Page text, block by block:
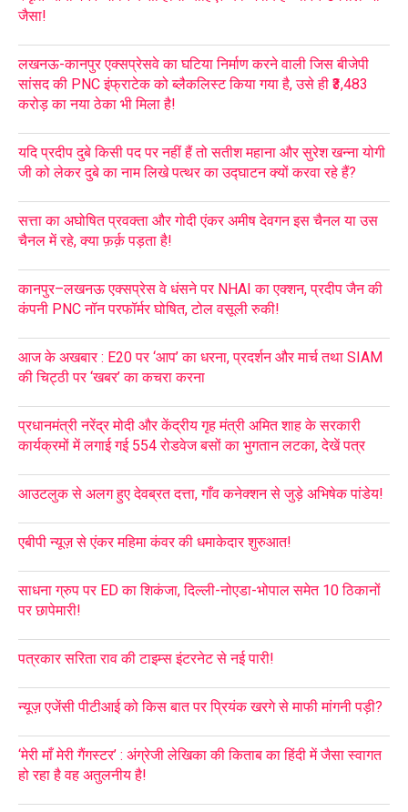
जैसा!
लखनऊ-कानपुर एक्सप्रेसवे का घटिया निर्माण करने वाली जिस बीजेपी
सांसद की PNC इंफ्राटेक को ब्लैकलिस्ट किया गया है, उसे ही ₹3,483
करोड़ का नया ठेका भी मिला है!
यदि प्रदीप दुबे किसी पद पर नहीं हैं तो सतीश महाना और सुरेश खन्ना योगी
जी को लेकर दुबे का नाम लिखे पत्थर का उद्घाटन क्यों करवा रहे हैं?
सत्ता का अघोषित प्रवक्ता और गोदी एंकर अमीष देवगन इस चैनल या उस
चैनल में रहे, क्या फ़र्क़ पड़ता है!
कानपुर–लखनऊ एक्सप्रेस वे धंसने पर NHAI का एक्शन, प्रदीप जैन की
कंपनी PNC नॉन परफॉर्मर घोषित, टोल वसूली रुकी!
आज के अखबार : E20 पर ‘आप’ का धरना, प्रदर्शन और मार्च तथा SIAM
की चिट्ठी पर ‘खबर’ का कचरा करना
प्रधानमंत्री नरेंद्र मोदी और केंद्रीय गृह मंत्री अमित शाह के सरकारी
कार्यक्रमों में लगाई गई 554 रोडवेज बसों का भुगतान लटका, देखें पत्र
आउटलुक से अलग हुए देवब्रत दत्ता, गाँव कनेक्शन से जुड़े अभिषेक पांडेय!
एबीपी न्यूज़ से एंकर महिमा कंवर की धमाकेदार शुरुआत!
साधना ग्रुप पर ED का शिकंजा, दिल्ली-नोएडा-भोपाल समेत 10 ठिकानों
पर छापेमारी!
पत्रकार सरिता राव की टाइम्स इंटरनेट से नई पारी!
न्यूज़ एजेंसी पीटीआई को किस बात पर प्रियंक खरगे से माफी मांगनी पड़ी?
‘मेरी माँ मेरी गैंगस्टर’ : अंग्रेजी लेखिका की किताब का हिंदी में जैसा स्वागत
हो रहा है वह अतुलनीय है!